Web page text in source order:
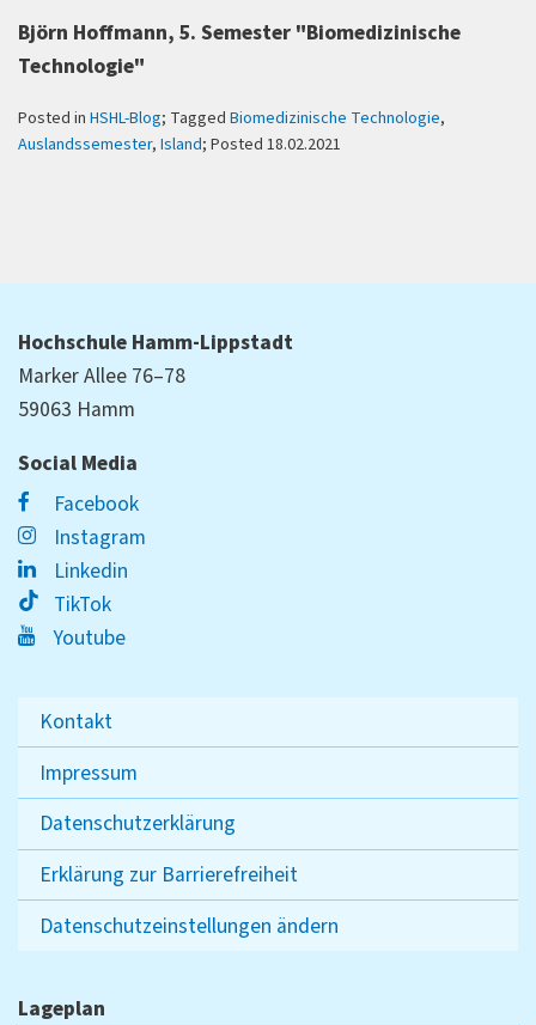
Björn Hoffmann, 5. Semester "Biomedizinische
Technologie"
Posted in HSHL-Blog; Tagged Biomedizinische Technologie,
Auslandssemester, Island; Posted 18.02.2021
Hochschule Hamm-Lippstadt
Marker Allee 76–78
59063 Hamm
Social Media
Facebook
Instagram
Linkedin
TikTok
Youtube
Kontakt
Impressum
Datenschutzerklärung
Erklärung zur Barrierefreiheit
Datenschutzeinstellungen ändern
Lageplan